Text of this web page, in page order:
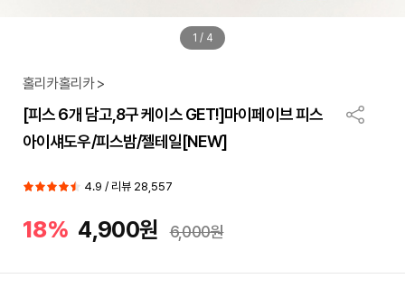
1 / 4
홀리카홀리카 >
[피스 6개 담고,8구 케이스 GET!]마이페이브 피스
아이섀도우/피스밤/젤테일[NEW]
4.9 / 리뷰 28,557
18% 4,900원 6,000원